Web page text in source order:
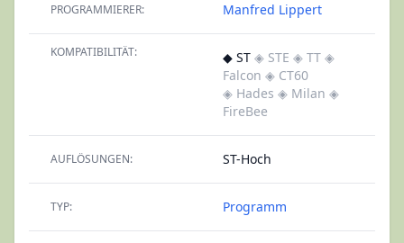
PROGRAMMIERER: Manfred Lippert
KOMPATIBILITÄT: ◆ ST ◈ STE ◈ TT ◈
Falcon ◈ CT60
◈ Hades ◈ Milan ◈
FireBee
AUFLÖSUNGEN: ST-Hoch
TYP: Programm